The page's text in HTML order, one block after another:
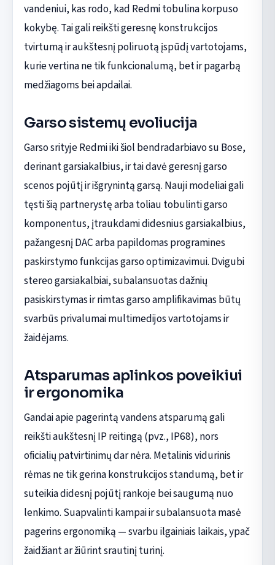
vandeniui, kas rodo, kad Redmi tobulina korpuso
kokybę. Tai gali reikšti geresnę konstrukcijos
tvirtumą ir aukštesnį poliruotą įspūdį vartotojams,
kurie vertina ne tik funkcionalumą, bet ir pagarbą
medžiagoms bei apdailai.
Garso sistemų evoliucija
Garso srityje Redmi iki šiol bendradarbiavo su Bose,
derinant garsiakalbius, ir tai davė geresnį garso
scenos pojūtį ir išgrynintą garsą. Nauji modeliai gali
tęsti šią partnerystę arba toliau tobulinti garso
komponentus, įtraukdami didesnius garsiakalbius,
pažangesnį DAC arba papildomas programines
paskirstymo funkcijas garso optimizavimui. Dvigubi
stereo garsiakalbiai, subalansuotas dažnių
pasiskirstymas ir rimtas garso amplifikavimas būtų
svarbūs privalumai multimedijos vartotojams ir
žaidėjams.
Atsparumas aplinkos poveikiui
ir ergonomika
Gandai apie pagerintą vandens atsparumą gali
reikšti aukštesnį IP reitingą (pvz., IP68), nors
oficialių patvirtinimų dar nėra. Metalinis vidurinis
rėmas ne tik gerina konstrukcijos standumą, bet ir
suteikia didesnį pojūtį rankoje bei saugumą nuo
lenkimo. Suapvalinti kampai ir subalansuota masė
pagerins ergonomiką — svarbu ilgainiais laikais, ypač
žaidžiant ar žiūrint srautinį turinį.